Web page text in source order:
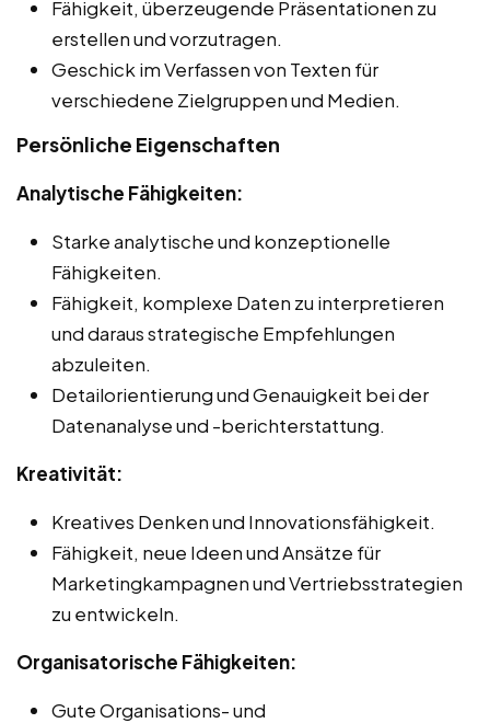
Fähigkeit, überzeugende Präsentationen zu
erstellen und vorzutragen.
Geschick im Verfassen von Texten für
verschiedene Zielgruppen und Medien.
Persönliche Eigenschaften
Analytische Fähigkeiten:
Starke analytische und konzeptionelle
Fähigkeiten.
Fähigkeit, komplexe Daten zu interpretieren
und daraus strategische Empfehlungen
abzuleiten.
Detailorientierung und Genauigkeit bei der
Datenanalyse und -berichterstattung.
Kreativität:
Kreatives Denken und Innovationsfähigkeit.
Fähigkeit, neue Ideen und Ansätze für
Marketingkampagnen und Vertriebsstrategien
zu entwickeln.
Organisatorische Fähigkeiten:
Gute Organisations- und